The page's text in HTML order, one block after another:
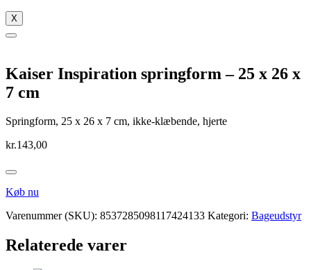
X
Kaiser Inspiration springform – 25 x 26 x
7 cm
Springform, 25 x 26 x 7 cm, ikke-klæbende, hjerte
kr.143,00
Køb nu
Varenummer (SKU): 8537285098117424133 Kategori: Bageudstyr
Relaterede varer